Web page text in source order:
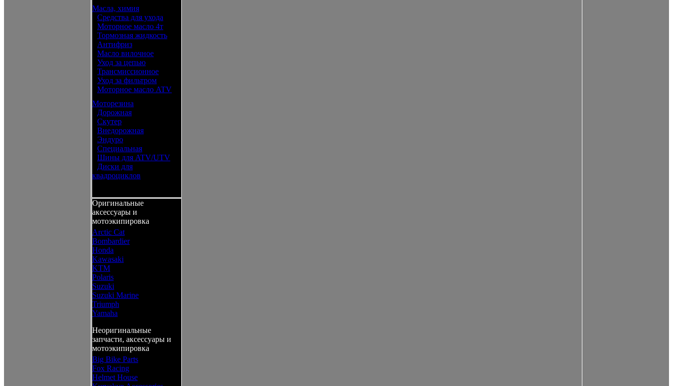
Масла, химия
Средства для ухода
Моторное масло 4т
Тормозная жидкость
Антифриз
Масло вилочное
Уход за цепью
Трансмиссионное
Уход за фильтром
Моторное масло ATV
Моторезина
Дорожная
Скутер
Внедорожная
Эндуро
Специальная
Шины для ATV/UTV
Диски для
квадроциклов
Оригинальные
аксессуары и
мотоэкипировка
Arctic Cat
Bombardier
Honda
Kawasaki
KTM
Polaris
Suzuki
Suzuki Marine
Triumph
Yamaha
Неоригинальные
запчасти, аксессуары и
мотоэкипировка
Big Bike Parts
Fox Racing
Helmet House